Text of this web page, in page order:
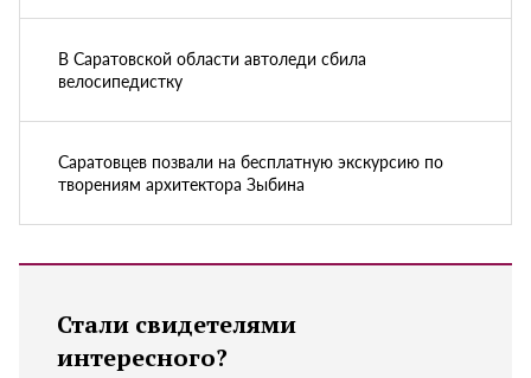
В Саратовской области автоледи сбила
велосипедистку
Саратовцев позвали на бесплатную экскурсию по
творениям архитектора Зыбина
Стали свидетелями
интересного?